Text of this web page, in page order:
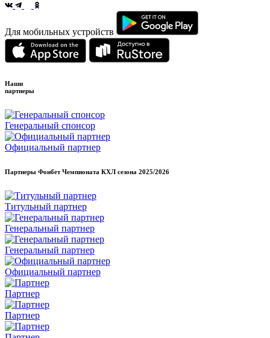
Для мобильных устройств
Наши
партнеры
Генеральный спонсор
Официальный партнер
Партнеры Фонбет Чемпионата КХЛ сезона 2025/2026
Титульный партнер
Генеральный партнер
Генеральный партнер
Официальный партнер
Партнер
Партнер